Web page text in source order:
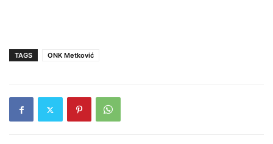
TAGS ONK Metković